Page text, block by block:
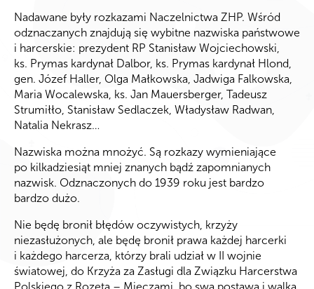
Nadawane były rozkazami Naczelnictwa ZHP. Wśród
odznaczanych znajdują się wybitne nazwiska państwowe
i harcerskie: prezydent RP Stanisław Wojciechowski,
ks. Prymas kardynał Dalbor, ks. Prymas kardynał Hlond,
gen. Józef Haller, Olga Małkowska, Jadwiga Falkowska,
Maria Wocalewska, ks. Jan Mauersberger, Tadeusz
Strumiłło, Stanisław Sedlaczek, Władysław Radwan,
Natalia Nekrasz…
Nazwiska można mnożyć. Są rozkazy wymieniające
po kilkadziesiąt mniej znanych bądź zapomnianych
nazwisk. Odznaczonych do 1939 roku jest bardzo
bardzo dużo.
Nie będę bronił błędów oczywistych, krzyży
niezasłużonych, ale będę bronił prawa każdej harcerki
i każdego harcerza, którzy brali udział w II wojnie
światowej, do Krzyża za Zasługi dla Związku Harcerstwa
Polskiego z Rozetą – Mieczami, bo swą postawą i walką